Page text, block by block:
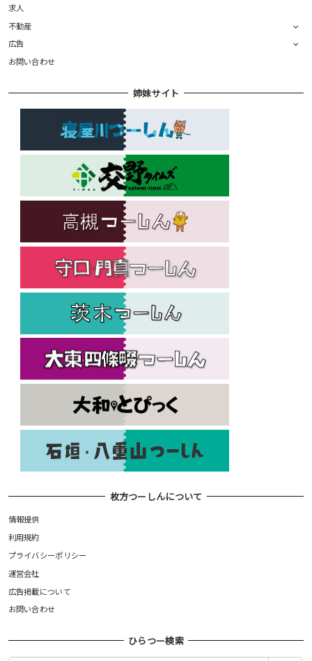
求人
不動産
広告
お問い合わせ
姉妹サイト
枚方つーしんについて
情報提供
利用規約
プライバシーポリシー
運営会社
広告掲載について
お問い合わせ
ひらつー検索